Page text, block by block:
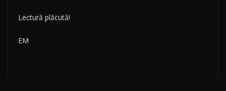
Lectură plăcută!
EM